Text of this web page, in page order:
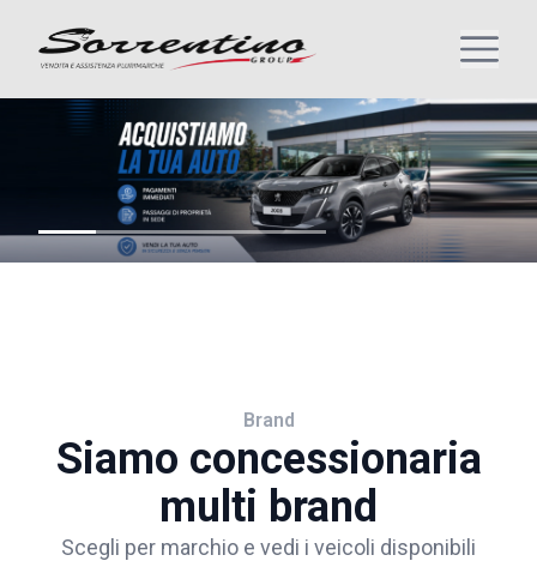
Brand
Siamo concessionaria
multi brand
Scegli per marchio e vedi i veicoli disponibili